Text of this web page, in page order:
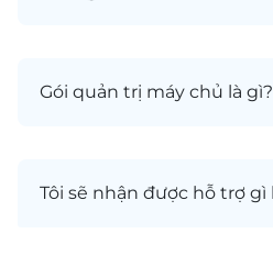
Gói quản trị máy chủ là gì?
Tôi sẽ nhận được hỗ trợ gì